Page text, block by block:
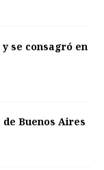
se consagró en
Buenos Aires